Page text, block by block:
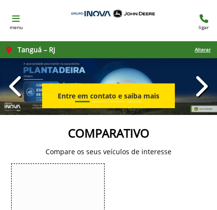
menu ligar
Tanguá – RJ Alterar
Entre em contato e saiba mais
templates.template-
COMPARATIVO
Compare os seus veículos de interesse